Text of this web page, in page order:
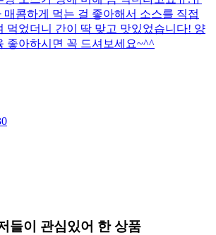
매콤하게 먹는 걸 좋아해서 소스를 직접
먹었더니 간이 딱 맞고 맛있었습니다! 양
좋아하시면 꼭 드셔보세요~^^
들이 관심있어 한 상품